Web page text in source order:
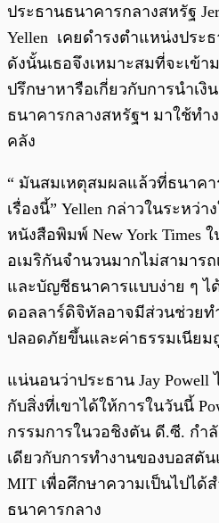
ประธานธนาคารกลางสหรัฐ
Yellen เคยดำรงตำแหน่งประ
ดังนั้นเธอจึงเหมาะสมที่จะเข้า
ปรึกษาหารือเกี่ยวกับการนำเ
ธนาคารกลางสหรัฐฯ มาใช้ทำ
คลัง
“ มันสมเหตุสมผลแล้วที่ธนาค
เรื่องนี้” Yellen กล่าวในระหว่
หนังสือพิมพ์ New York Times
อเมริกันจำนวนมากไม่สามารถ
และบัญชีธนาคารแบบง่าย ๆ ไ
ดอลลาร์ดิจิทัลอาจมีส่วนช่วยท
ปลอดภัยขึ้นและค่าธรรมเนียม
แน่นอนว่าประธาน Jay
กับสิ่งที่เขาได้ให้การในวันนี้
กรรมการในวอชิงตัน ดี.ซี. กำ
เดียวกับการทำงานของบอสตั
MIT เพื่อศึกษาความเป็นไปได้
ธนาคารกลาง